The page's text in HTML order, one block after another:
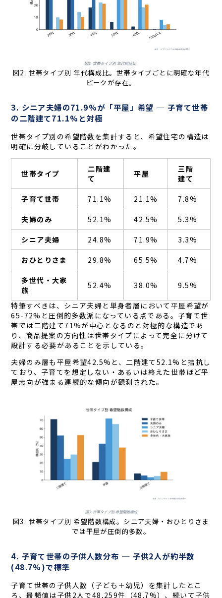
図2: 世帯タイプ別 年代構成比。世帯タイプごとに明確な年代
ピークが存在。
3. シニア夫婦の71.9%が「平屋」希望 ─ 子育て世帯
の二階建て71.1%と対極
世帯タイプ別の希望階数を集計すると、希望住宅の構造は
明確に分岐していることがわかった。
世帯タイプ
二階建
て
平屋
三階
建て
子育て世帯 71.1% 21.1% 7.8%
夫婦のみ 52.1% 42.5% 5.3%
シニア夫婦 24.8% 71.9% 3.3%
おひとりさま 29.8% 65.5% 4.7%
多世代・大家
族
52.4% 38.0% 9.5%
特筆すべきは、シニア夫婦と単身者層において平屋希望が
65-72%と圧倒的多数派になっている点である。子育て世
帯では二階建て71%が中心となるのと対極的な構造であ
り、商品提案の方向性は世帯タイプによって完全に分けて
設計する必要があることを示している。
夫婦のみ層も平屋希望42.5%と、二階建て52.1%と拮抗し
ており、子育てを想定しない・あるいは終えた世帯ほど平
屋志向が強まる連続的な傾向が観測された。
図3: 世帯タイプ別 希望階数構成。シニア夫婦・おひとりさま
では平屋が圧倒的多数。
4. 子育て世帯の子供人数分布 ─ 子供2人が約半数
(48.7%)で標準
子育て世帯の子供人数（子ども＋幼児）を集計したとこ
ろ、最頻値は子供2人で48,259件（48.7%）、続いて子供